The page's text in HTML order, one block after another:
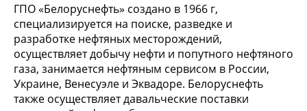
ГПО «Белоруснефть» создано в 1966 г,
специализируется на поиске, разведке и
разработке нефтяных месторождений,
осуществляет добычу нефти и попутного нефтяного
газа, занимается нефтяным сервисом в России,
Украине, Венесуэле и Эквадоре. Белоруснефть
также осуществляет давальческие поставки